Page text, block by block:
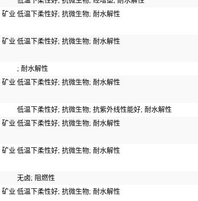
矿业 低温下柔性好; 抗微生物; 耐水解性
矿业 低温下柔性好; 抗微生物; 耐水解性
; 耐水解性
矿业 低温下柔性好; 抗微生物; 耐水解性
低温下柔性好; 抗微生物; 抗紫外线性能好; 耐水解性
矿业 低温下柔性好; 抗微生物; 耐水解性
矿业 低温下柔性好; 抗微生物; 耐水解性
无卤; 阻燃性
矿业 低温下柔性好; 抗微生物; 耐水解性